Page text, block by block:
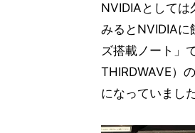
NVIDIAとしては
みるとNVIDIAに
ズ搭載ノート」
THIRDWAVE）
になっていました